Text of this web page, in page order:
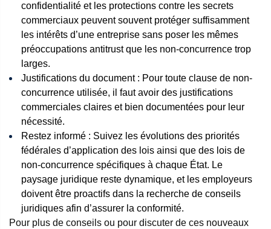
confidentialité et les protections contre les secrets
commerciaux peuvent souvent protéger suffisamment
les intérêts d’une entreprise sans poser les mêmes
préoccupations antitrust que les non-concurrence trop
larges.
Justifications du document : Pour toute clause de non-
concurrence utilisée, il faut avoir des justifications
commerciales claires et bien documentées pour leur
nécessité.
Restez informé : Suivez les évolutions des priorités
fédérales d’application des lois ainsi que des lois de
non-concurrence spécifiques à chaque État. Le
paysage juridique reste dynamique, et les employeurs
doivent être proactifs dans la recherche de conseils
juridiques afin d’assurer la conformité.
Pour plus de conseils ou pour discuter de ces nouveaux